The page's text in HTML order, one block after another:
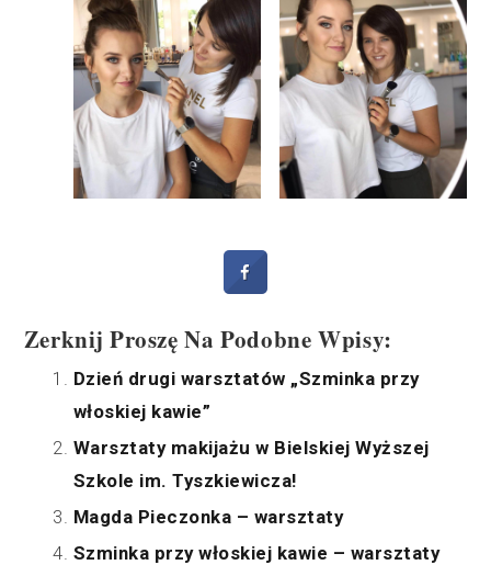
Zerknij Proszę Na Podobne Wpisy:
Dzień drugi warsztatów „Szminka przy
włoskiej kawie”
Warsztaty makijażu w Bielskiej Wyższej
Szkole im. Tyszkiewicza!
Magda Pieczonka – warsztaty
Szminka przy włoskiej kawie – warsztaty